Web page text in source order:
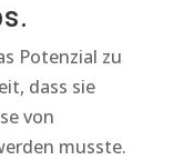
Potenzial zu
dass sie
von
musste.